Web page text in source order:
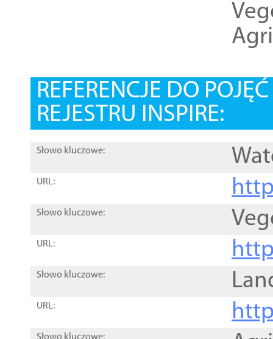
REFERENCJE DO
REJESTRU INSPIRE:
Słowo kluczowe:
URL:
Słowo kluczowe:
URL:
Słowo kluczowe:
URL: